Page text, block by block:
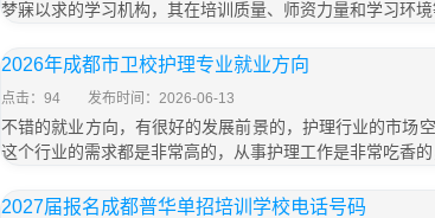
梦寐以求的学习机构，其在培训质量、师资力量和学习环境
2026年成都市卫校护理专业就业方向
点击：94 发布时间：2026-06-13
不错的就业方向，有很好的发展前景的，护理行业的市场
这个行业的需求都是非常高的，从事护理工作是非常吃香的
2027届报名成都普华单招培训学校电话号码